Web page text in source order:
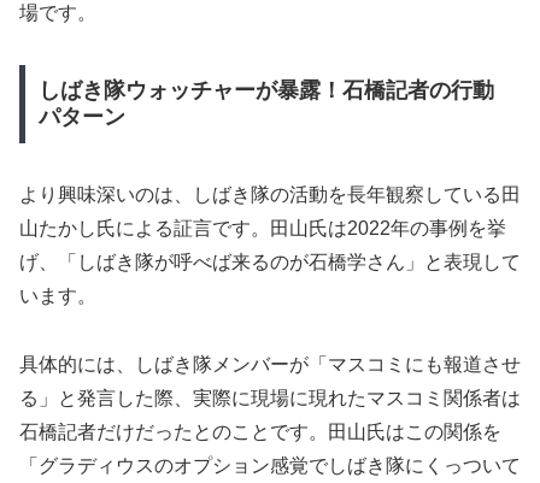
場です。
しばき隊ウォッチャーが暴露！石橋記者の行動
パターン
より興味深いのは、しばき隊の活動を長年観察している田
山たかし氏による証言です。田山氏は2022年の事例を挙
げ、「しばき隊が呼べば来るのが石橋学さん」と表現して
います。
具体的には、しばき隊メンバーが「マスコミにも報道させ
る」と発言した際、実際に現場に現れたマスコミ関係者は
石橋記者だけだったとのことです。田山氏はこの関係を
「グラディウスのオプション感覚でしばき隊にくっついて